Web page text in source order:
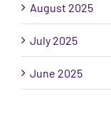
August 2025
July 2025
June 2025